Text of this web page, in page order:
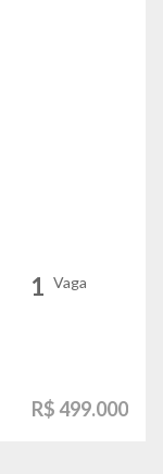
1 Vaga
R$ 499.000